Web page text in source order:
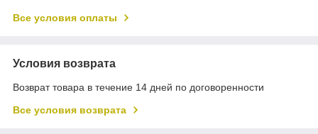
Все условия оплаты
Условия возврата
Возврат товара в течение 14 дней по договоренности
Все условия возврата